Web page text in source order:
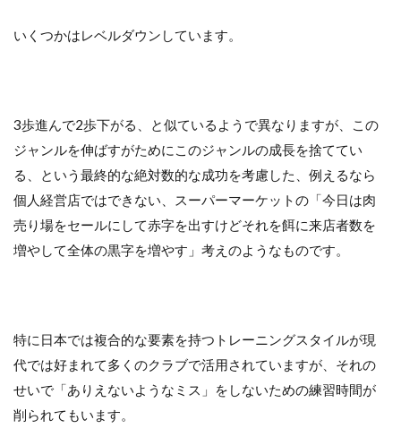
いくつかはレベルダウンしています。
3歩進んで2歩下がる、と似ているようで異なりますが、この
ジャンルを伸ばすがためにこのジャンルの成長を捨ててい
る、という最終的な絶対数的な成功を考慮した、例えるなら
個人経営店ではできない、スーパーマーケットの「今日は肉
売り場をセールにして赤字を出すけどそれを餌に来店者数を
増やして全体の黒字を増やす」考えのようなものです。
特に日本では複合的な要素を持つトレーニングスタイルが現
代では好まれて多くのクラブで活用されていますが、それの
せいで「ありえないようなミス」をしないための練習時間が
削られてもいます。